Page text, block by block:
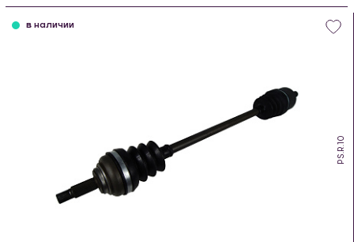
PS.R.10
в наличии